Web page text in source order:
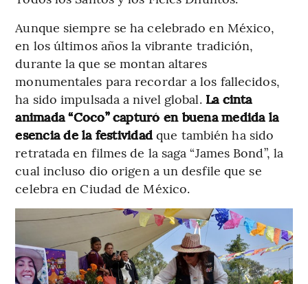
Aunque siempre se ha celebrado en México,
en los últimos años la vibrante tradición,
durante la que se montan altares
monumentales para recordar a los fallecidos,
ha sido impulsada a nivel global. La cinta
animada “Coco” capturó en buena medida la
esencia de la festividad que también ha sido
retratada en filmes de la saga “James Bond”, la
cual incluso dio origen a un desfile que se
celebra en Ciudad de México.